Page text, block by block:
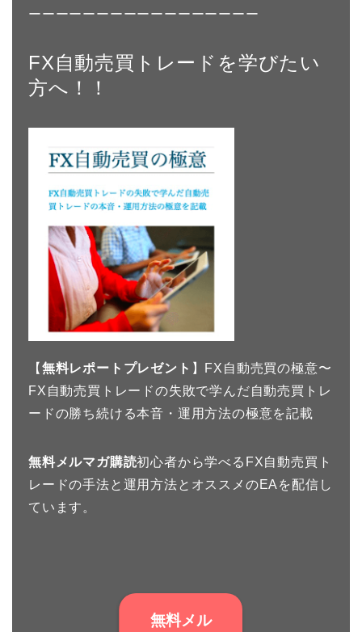
ーーーーーーーーーーーーーーーーー
FX自動売買トレードを学びたい
方へ！！
【 無料レポートプレゼント 】FX自動売買の極意〜
FX自動売買トレードの失敗で学んだ自動売買トレ
ードの勝ち続ける本音・運用方法の極意を記載
無料メルマガ購読初心者から学べるFX自動売買ト
レードの手法と運用方法とオススメのEAを配信し
ています。
無料メル